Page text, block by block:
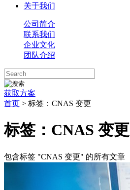
关于我们
公司简介
联系我们
企业文化
团队介绍
获取方案
首页 > 标签：CNAS 变更
标签：CNAS 变更
包含标签 "CNAS 变更" 的所有文章